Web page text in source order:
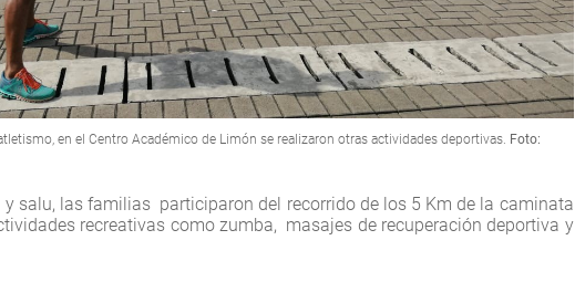
en el Centro Académico de Limón se realizaron otras actividades deportivas. Foto:
y salu, las familias participaron del recorrido de los 5 Km de la caminata
recreativas como zumba, masajes de recuperación deportiva y